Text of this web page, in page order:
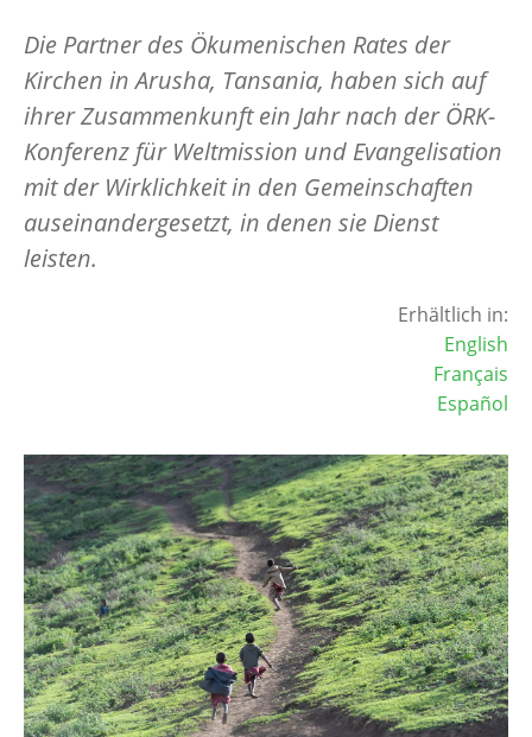
Die Partner des Ökumenischen Rates der
Kirchen in Arusha, Tansania, haben sich auf
ihrer Zusammenkunft ein Jahr nach der ÖRK-
Konferenz für Weltmission und Evangelisation
mit der Wirklichkeit in den Gemeinschaften
auseinandergesetzt, in denen sie Dienst
leisten.
Erhältlich in:
English
Français
Español
Image